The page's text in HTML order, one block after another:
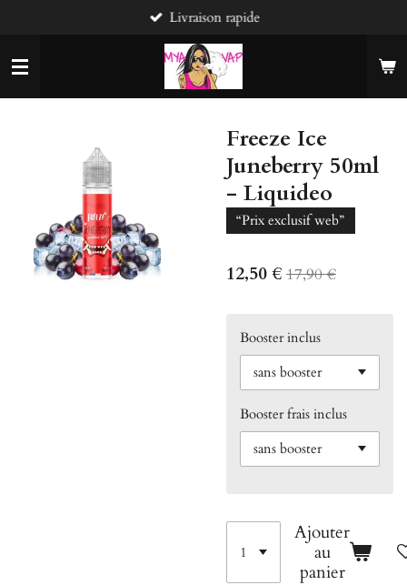
contenu
principal
Livraison rapide
Freeze Ice
Juneberry 50ml
- Liquideo
“Prix exclusif web”
12,50 € 17,90 €
Booster inclus
Booster frais inclus
Ajouter
au
panier